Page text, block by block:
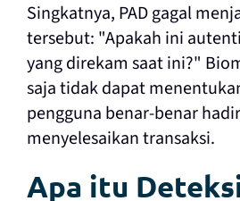
Singkatnya, PAD gagal
tersebut: "Apakah ini
yang direkam saat ini?"
saja tidak dapat
pengguna benar-benar
menyelesaikan transaksi.
Apa itu